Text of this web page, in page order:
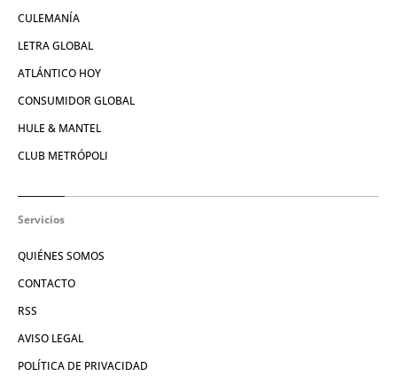
CULEMANÍA
LETRA GLOBAL
ATLÁNTICO HOY
CONSUMIDOR GLOBAL
HULE & MANTEL
CLUB METRÓPOLI
Servicios
QUIÉNES SOMOS
CONTACTO
RSS
AVISO LEGAL
POLÍTICA DE PRIVACIDAD